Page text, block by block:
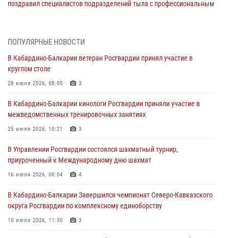
поздравил специалистов подразделений тыла с профессиональным
направлении
31 июля 2026, 09:22
генерала армии Виктора Золотова с заместителем полномочного
представителя Президента Российской Федерации в Северо-
Кавказском федеральном округе Виталием Кузнецовым
Управление Росгвардии по Кабардино-Балкарской Республике
информирует
В Кабардино-Балкарии нештатные инструктора подразделений
Росгвардии отработали профессиональные навыки
ПОПУЛЯРНЫЕ НОВОСТИ
В Кабардино-Балкарии ветеран Росгвардии принял участие в
круглом столе
28 июля 2026, 08:05 3
В Кабардино-Балкарии кинологи Росгвардии приняли участие в
межведомственных тренировочных занятиях
25 июля 2026, 10:21 3
В Управлении Росгвардии состоялся шахматный турнир,
приуроченный к Международному дню шахмат
16 июля 2026, 08:04 4
В Кабардино-Балкарии Завершился чемпионат Северо-Кавказского
округа Росгвардии по комплексному единоборству
10 июля 2026, 11:30 3